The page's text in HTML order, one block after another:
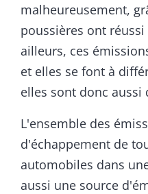
malheureusement,
poussières ont
ailleurs, ces
et elles se font à
elles sont donc aussi
L'ensemble des
d'échappement de
automobiles dans
aussi une source